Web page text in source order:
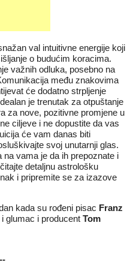
val intuitivne energije koji
o budućim koracima.
važnih odluka, posebno na
među znakovima
će dodatno strpljenje
je trenutak za otpuštanje
za nove, pozitivne promjene u
ciljeve i ne dopustite da vas
će vam danas biti
svoj unutarnji glas.
vama je da ih prepoznate i
detaljnu astrološku
i pripremite se za izazove
kada su rođeni pisac Franz
i glumac i producent Tom